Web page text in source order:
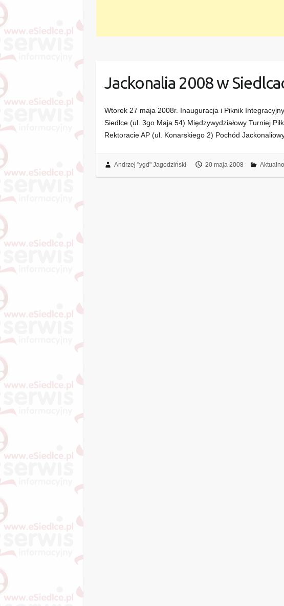
Jackonalia 2008 w
Wtorek 27 maja 2008r. Inauguracja i Piknik
Siedlce (ul. 3go Maja 54) Międzywydziałowy Turniej
Rektoracie AP (ul. Konarskiego 2) Pochód
Andrzej "ygd" Jagodziński 20 maja 2008